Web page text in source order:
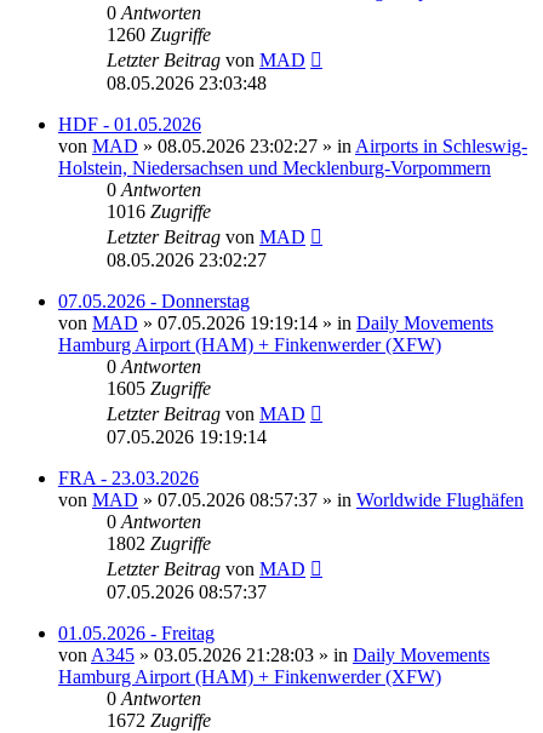
0 Antworten
1260 Zugriffe
Letzter Beitrag von MAD
08.05.2026 23:03:48
HDF - 01.05.2026
von MAD » 08.05.2026 23:02:27 » in Airports in Schleswig-
Holstein, Niedersachsen und Mecklenburg-Vorpommern
0 Antworten
1016 Zugriffe
Letzter Beitrag von MAD
08.05.2026 23:02:27
07.05.2026 - Donnerstag
von MAD » 07.05.2026 19:19:14 » in Daily Movements
Hamburg Airport (HAM) + Finkenwerder (XFW)
0 Antworten
1605 Zugriffe
Letzter Beitrag von MAD
07.05.2026 19:19:14
FRA - 23.03.2026
von MAD » 07.05.2026 08:57:37 » in Worldwide Flughäfen
0 Antworten
1802 Zugriffe
Letzter Beitrag von MAD
07.05.2026 08:57:37
01.05.2026 - Freitag
von A345 » 03.05.2026 21:28:03 » in Daily Movements
Hamburg Airport (HAM) + Finkenwerder (XFW)
0 Antworten
1672 Zugriffe